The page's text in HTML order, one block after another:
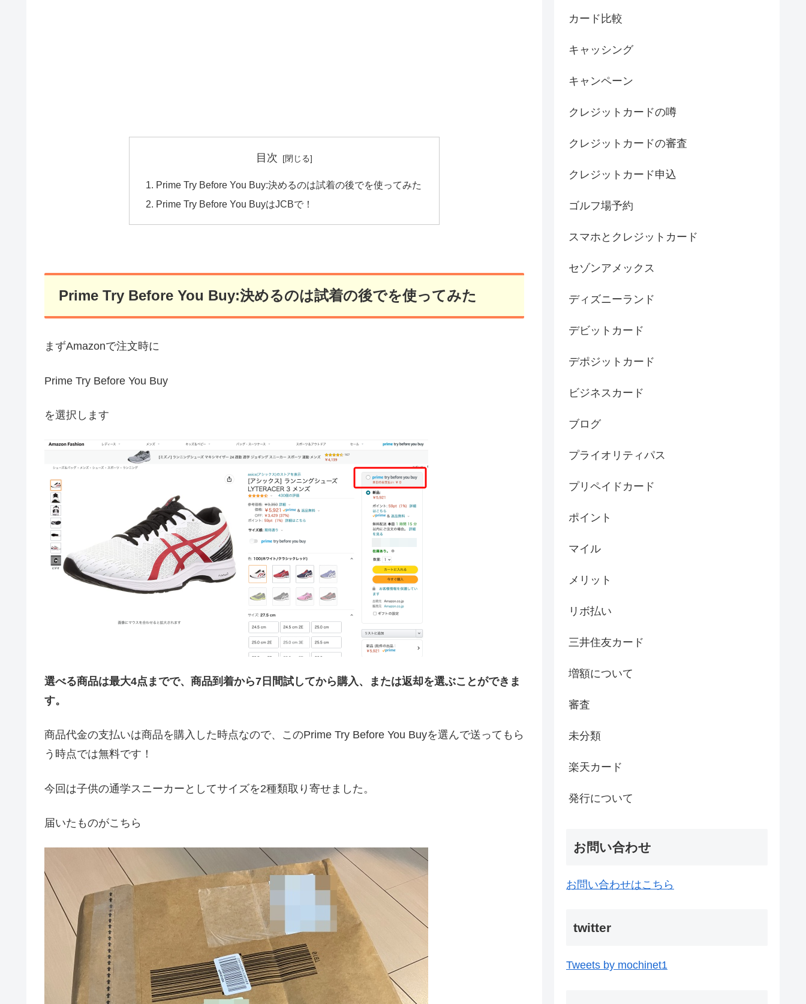
目次
Prime Try Before You Buy:決めるのは試着の後でを使ってみた
Prime Try Before You BuyはJCBで！
Prime Try Before You Buy:決めるのは試着の後でを使ってみた
まずAmazonで注文時に
Prime Try Before You Buy
を選択します
選べる商品は最大4点までで、商品到着から7日間試してから購入、または返却を選ぶことができま
す。
商品代金の支払いは商品を購入した時点なので、このPrime Try Before You Buyを選んで送ってもら
う時点では無料です！
今回は子供の通学スニーカーとしてサイズを2種類取り寄せました。
届いたものがこちら
カード比較
キャッシング
キャンペーン
クレジットカードの噂
クレジットカードの審査
クレジットカード申込
ゴルフ場予約
スマホとクレジットカード
セゾンアメックス
ディズニーランド
デビットカード
デポジットカード
ビジネスカード
ブログ
プライオリティパス
プリペイドカード
ポイント
マイル
メリット
リボ払い
三井住友カード
増額について
審査
未分類
楽天カード
発行について
お問い合わせ
お問い合わせはこちら
twitter
Tweets by mochinet1